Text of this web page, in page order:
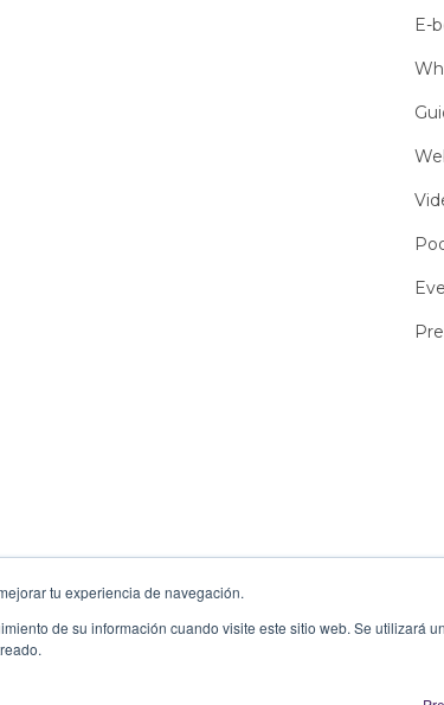
tu experiencia de navegación.
de su información cuando visite este sitio web. Se utilizará
E-